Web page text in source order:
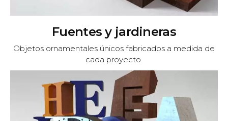
Fuentes y jardineras
Objetos ornamentales únicos fabricados a medida de
cada proyecto.